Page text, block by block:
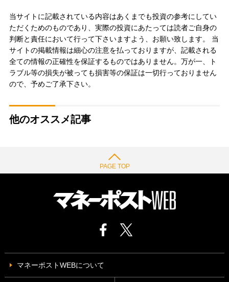
当サイトに記載されている内容はあくまでも投資の参考にしてい
ただくためのものであり、実際の投資にあたっては読者ご自身の
判断と責任において行って下さいますよう、お願い致します。 当
サイトの掲載情報は細心の注意を払っておりますが、記載される
全ての情報の正確性を保証するものではありません。万が一、ト
ラブル等の損失が被っても損害等の保証は一切行っておりません
ので、予めご了承下さい。
他のオススメ記事
PAGE TOP
マネーポストWEBについて